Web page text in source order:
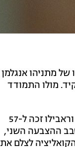
מתניהו אנגלמן
מולו התמודד
שני המועמדים לא הצליחו לגייס רוב מיוחס של 61 בסיבוב הראשון: אלרון קיבל 60 קולות וראבילו זכה ל-57
ההצבעה השני,
לצלם את